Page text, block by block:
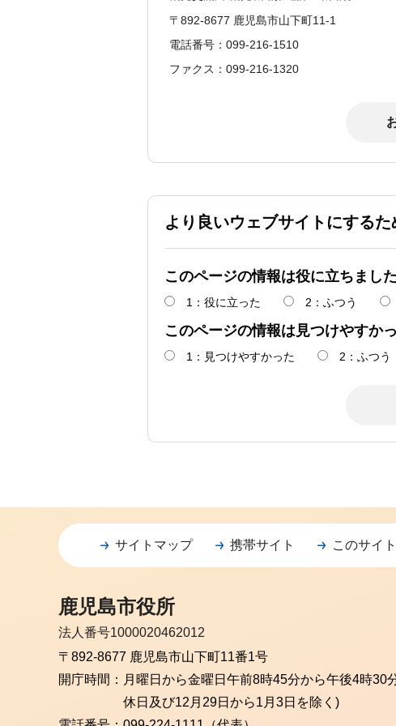
〒892-8677 鹿児島市山下町11-1
電話番号：099-216-1510
ファクス：099-216-1320
より良いウェブサイトにする
このページの情報は役に立ちまし
1：役に立った 2：ふつう
このページの情報は見つけやすか
1：見つけやすかった 2：ふつう
サイトマップ 携帯サイト このサイ
鹿児島市役所
法人番号1000020462012
〒892-8677 鹿児島市山下町11番1号
開庁時間： 月曜日から金曜日 午前8時45分から午後4時30
休日及び12月29日から1月3日を除く)